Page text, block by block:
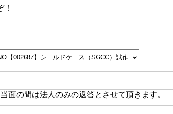
面の間は法人のみの返答とさせて頂きます。